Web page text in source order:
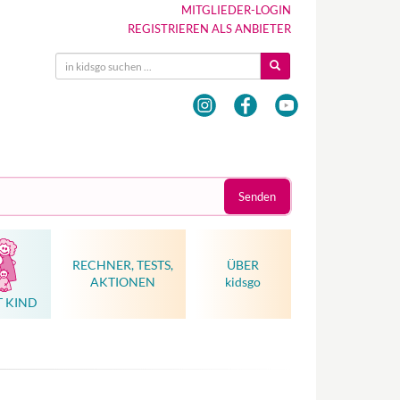
MITGLIEDER-LOGIN
REGISTRIEREN ALS ANBIETER
Senden
KIND
RECHNER, TESTS,
AKTIONEN
ÜBER
kidsgo